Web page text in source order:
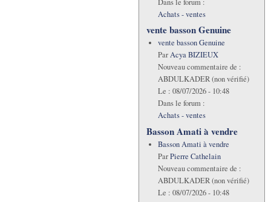
Dans le forum :
Achats - ventes
vente basson Genuine
vente basson Genuine
ParAcya BIZIEUX
Nouveau commentaire de :
ABDULKADER (non vérifié)
Le : 08/07/2026 - 10:48
Dans le forum :
Achats - ventes
Basson Amati à vendre
Basson Amati à vendre
ParPierre Cathelain
Nouveau commentaire de :
ABDULKADER (non vérifié)
Le : 08/07/2026 - 10:48